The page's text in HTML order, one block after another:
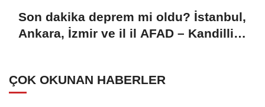
Son dakika deprem mi oldu? İstanbul,
Ankara, İzmir ve il il AFAD – Kandilli
ÇOK OKUNAN HABERLER